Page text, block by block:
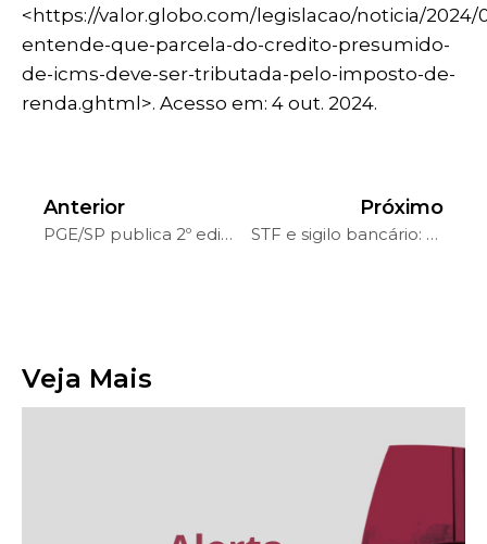
<https://valor.globo.com/legislacao/noticia/2024/
entende-que-parcela-do-credito-presumido-
de-icms-deve-ser-tributada-pelo-imposto-de-
renda.ghtml>. Acesso em: 4 out. 2024.
Anterior
PGE/SP publica 2º edital do Acordo Paulista para devedores do IPVA e de outros débitos
Próximo
STF e sigilo bancário: entenda decisão sobre compartilhamento de dados com o Fisco estadual
Veja Mais